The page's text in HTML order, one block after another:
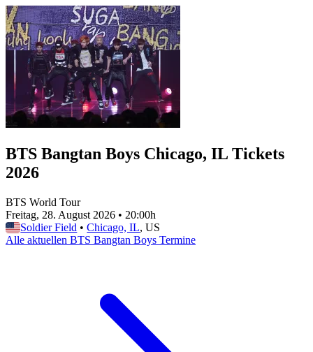
BTS Bangtan Boys Chicago, IL Tickets
2026
BTS World Tour
Freitag, 28. August 2026 • 20:00h
Soldier Field • Chicago, IL, US
Alle aktuellen BTS Bangtan Boys Termine